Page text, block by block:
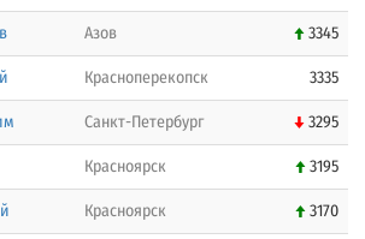
Азов 3345
Красноперекопск 3335
Санкт-Петербург 3295
Красноярск 3195
Красноярск 3170